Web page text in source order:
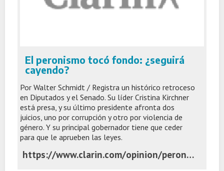
El peronismo tocó fondo: ¿seguirá
cayendo?
Por Walter Schmidt / Registra un histórico retroceso
en Diputados y el Senado. Su líder Cristina Kirchner
está presa, y su último presidente afronta dos
juicios, uno por corrupción y otro por violencia de
género. Y su principal gobernador tiene que ceder
para que le aprueben las leyes.
https://www.clarin.com/opinion/peronismo-toco-fondo-seguira-cayendo_0_cqdIqsdTVW.html